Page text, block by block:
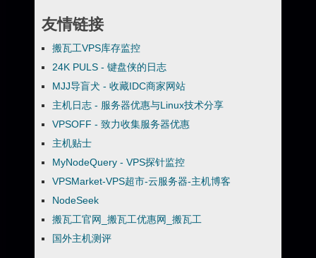
友情链接
搬瓦工VPS库存监控
24K PULS - 键盘侠的日志
MJJ导盲犬 - 收藏IDC商家网站
主机日志 - 服务器优惠与Linux技术分享
VPSOFF - 致力收集服务器优惠
主机贴士
MyNodeQuery - VPS探针监控
VPSMarket-VPS超市-云服务器-主机博客
NodeSeek
搬瓦工官网_搬瓦工优惠网_搬瓦工
国外主机测评